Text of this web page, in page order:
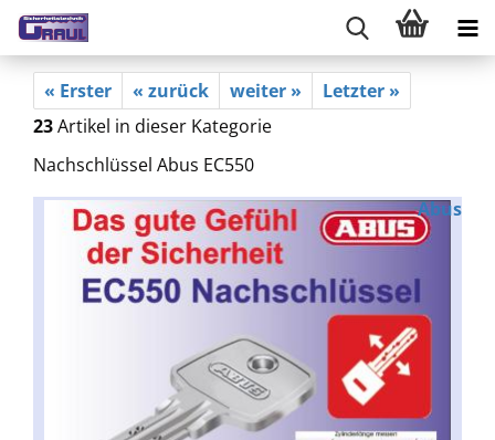
« Erster « zurück weiter »
Letzter »
23Artikel in dieser Kategorie
Nachschlüssel Abus EC550
Abus